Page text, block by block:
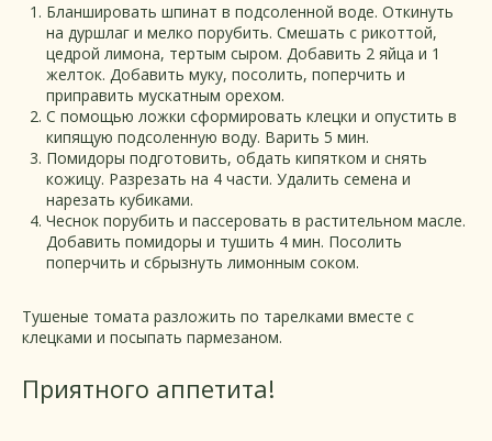
Бланшировать шпинат в подсоленной воде. Откинуть
на дуршлаг и мелко порубить. Смешать с рикоттой,
цедрой лимона, тертым сыром. Добавить 2 яйца и 1
желток. Добавить муку, посолить, поперчить и
приправить мускатным орехом.
С помощью ложки сформировать клецки и опустить в
кипящую подсоленную воду. Варить 5 мин.
Помидоры подготовить, обдать кипятком и снять
кожицу. Разрезать на 4 части. Удалить семена и
нарезать кубиками.
Чеснок порубить и пассеровать в растительном масле.
Добавить помидоры и тушить 4 мин. Посолить
поперчить и сбрызнуть лимонным соком.
Тушеные томата разложить по тарелками вместе с
клецками и посыпать пармезаном.
Приятного аппетита!